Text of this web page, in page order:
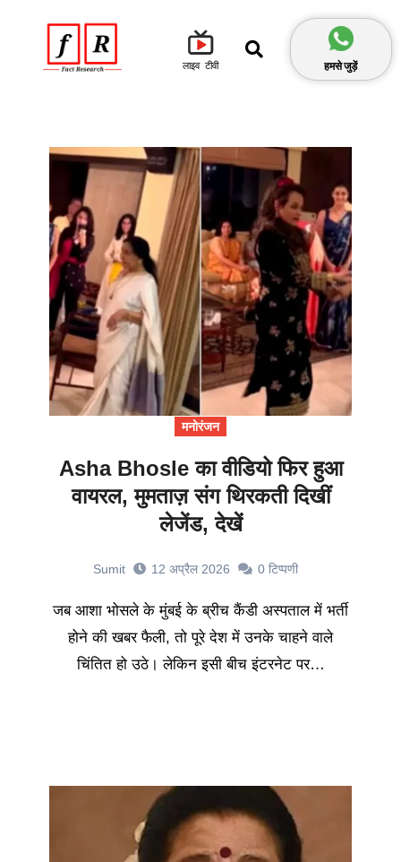
लाइव टीवी हमसे जुड़ें
मनोरंजन
Asha Bhosle का वीडियो फिर हुआ
वायरल, मुमताज़ संग थिरकती दिखीं
लेजेंड, देखें
Sumit 12 अप्रैल 2026 0 टिप्पणी
जब आशा भोसले के मुंबई के ब्रीच कैंडी अस्पताल में भर्ती
होने की खबर फैली, तो पूरे देश में उनके चाहने वाले
चिंतित हो उठे। लेकिन इसी बीच इंटरनेट पर…